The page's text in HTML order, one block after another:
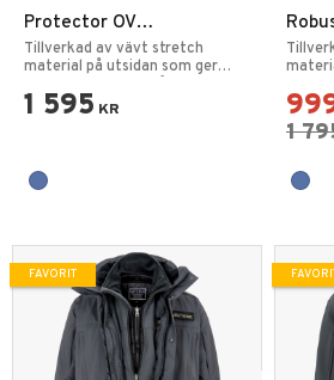
Protector OV
Softshelljacka
Ordningsvakt
Tillverkad av vävt stretch
material på utsidan som ger
1 595 KR
1
FAVORIT